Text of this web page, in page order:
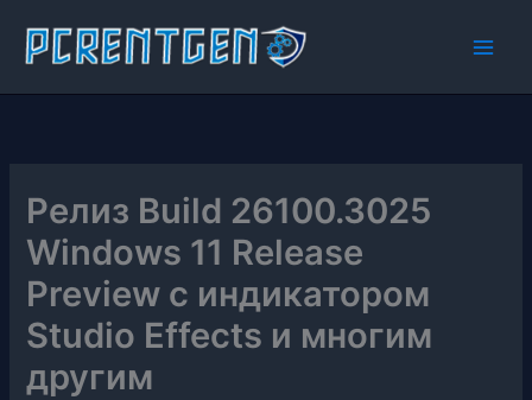
содержимому
Релиз Build 26100.3025
Windows 11 Release
Preview с индикатором
Studio Effects и многим
другим